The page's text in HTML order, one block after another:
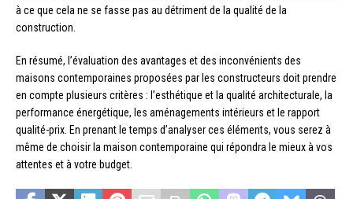
à ce que cela ne se fasse pas au détriment de la qualité de la
construction.
En résumé, l’évaluation des avantages et des inconvénients des
maisons contemporaines proposées par les constructeurs doit prendre
en compte plusieurs critères : l’esthétique et la qualité architecturale, la
performance énergétique, les aménagements intérieurs et le rapport
qualité-prix. En prenant le temps d’analyser ces éléments, vous serez à
même de choisir la maison contemporaine qui répondra le mieux à vos
attentes et à votre budget.